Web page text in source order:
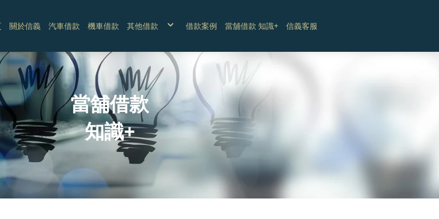
關於信義 汽車借款 機車借款 其他借款
房屋土地二胎
黃金鑽石典當借款
借款案例 當舖借款 知識+ 信義客服
當舖借款
知識+